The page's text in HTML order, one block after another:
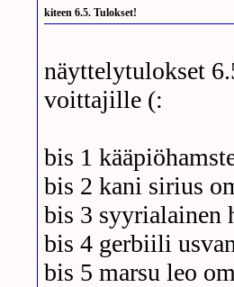
kiteen 6.5. Tulokset!
näyttelytulokset
voittajille (:
bis 1
bis 2 kani sirius
bis 3 syyrialainen
bis 4 gerbiili
bis 5 marsu leo